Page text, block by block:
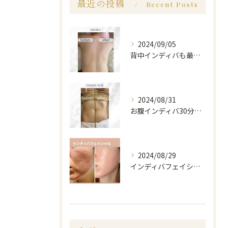
最近の投稿 Recent Posts
2024/09/05
背中インディバも最高に癒し🪽
2024/08/31
お腹インディバ30分しました🔥
2024/08/29
インディバフェイシャル